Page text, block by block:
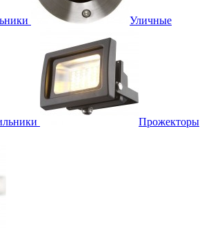
Уличные
Прожекторы